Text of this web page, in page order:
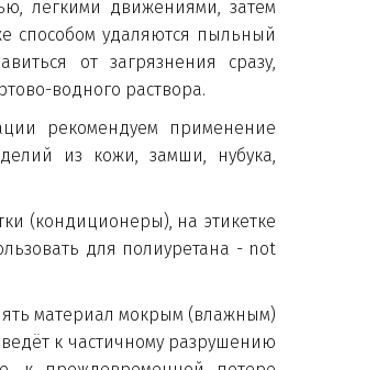
лёгкими движениями, затем
способом удаляются пыльный
от загрязнения сразу,
водного раствора.
рекомендуем применение
из кожи, замши, нубука,
(кондиционеры), на этикетке
для полиуретана - not
материал мокрым (влажным)
к частичному разрушению